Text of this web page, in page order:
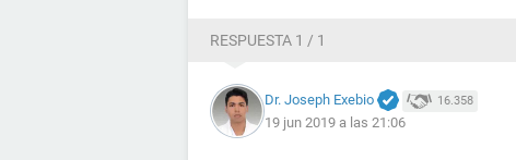
RESPUESTA 1 / 1
Dr. Joseph Exebio 16.358
19 jun 2019 a las 21:06